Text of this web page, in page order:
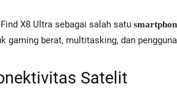
X8 Ultra sebagai salah satu
gaming berat, multitasking, dan
Satelit